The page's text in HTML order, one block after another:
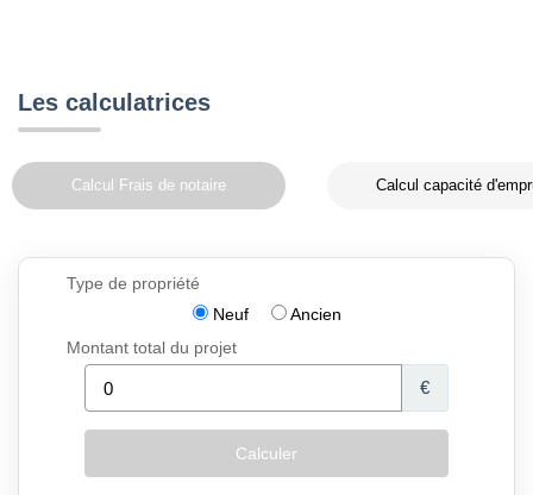
Les calculatrices
Calcul Frais de notaire Calcul capacité